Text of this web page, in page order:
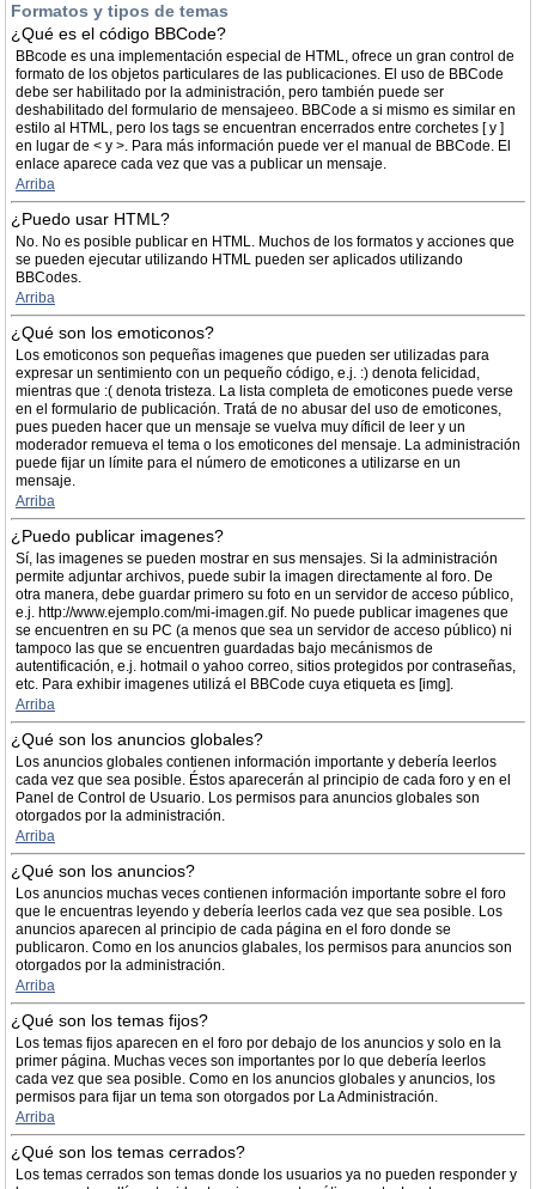
Formatos y tipos de temas
¿Qué es el código BBCode?
BBcode es una implementación especial de HTML, ofrece un gran control de
formato de los objetos particulares de las publicaciones. El uso de BBCode
debe ser habilitado por la administración, pero también puede ser
deshabilitado del formulario de mensajeeo. BBCode a si mismo es similar en
estilo al HTML, pero los tags se encuentran encerrados entre corchetes [ y ]
en lugar de < y >. Para más información puede ver el manual de BBCode. El
enlace aparece cada vez que vas a publicar un mensaje.
Arriba
¿Puedo usar HTML?
No. No es posible publicar en HTML. Muchos de los formatos y acciones que
se pueden ejecutar utilizando HTML pueden ser aplicados utilizando
BBCodes.
Arriba
¿Qué son los emoticonos?
Los emoticonos son pequeñas imagenes que pueden ser utilizadas para
expresar un sentimiento con un pequeño código, e.j. :) denota felicidad,
mientras que :( denota tristeza. La lista completa de emoticones puede verse
en el formulario de publicación. Tratá de no abusar del uso de emoticones,
pues pueden hacer que un mensaje se vuelva muy díficil de leer y un
moderador remueva el tema o los emoticones del mensaje. La administración
puede fijar un límite para el número de emoticones a utilizarse en un
mensaje.
Arriba
¿Puedo publicar imagenes?
Sí, las imagenes se pueden mostrar en sus mensajes. Si la administración
permite adjuntar archivos, puede subir la imagen directamente al foro. De
otra manera, debe guardar primero su foto en un servidor de acceso público,
e.j. http://www.ejemplo.com/mi-imagen.gif. No puede publicar imagenes que
se encuentren en su PC (a menos que sea un servidor de acceso público) ni
tampoco las que se encuentren guardadas bajo mecánismos de
autentificación, e.j. hotmail o yahoo correo, sitios protegidos por contraseñas,
etc. Para exhibir imagenes utilizá el BBCode cuya etiqueta es [img].
Arriba
¿Qué son los anuncios globales?
Los anuncios globales contienen información importante y debería leerlos
cada vez que sea posible. Éstos aparecerán al principio de cada foro y en el
Panel de Control de Usuario. Los permisos para anuncios globales son
otorgados por la administración.
Arriba
¿Qué son los anuncios?
Los anuncios muchas veces contienen información importante sobre el foro
que le encuentras leyendo y debería leerlos cada vez que sea posible. Los
anuncios aparecen al principio de cada página en el foro donde se
publicaron. Como en los anuncios glabales, los permisos para anuncios son
otorgados por la administración.
Arriba
¿Qué son los temas fijos?
Los temas fijos aparecen en el foro por debajo de los anuncios y solo en la
primer página. Muchas veces son importantes por lo que debería leerlos
cada vez que sea posible. Como en los anuncios globales y anuncios, los
permisos para fijar un tema son otorgados por La Administración.
Arriba
¿Qué son los temas cerrados?
Los temas cerrados son temas donde los usuarios ya no pueden responder y